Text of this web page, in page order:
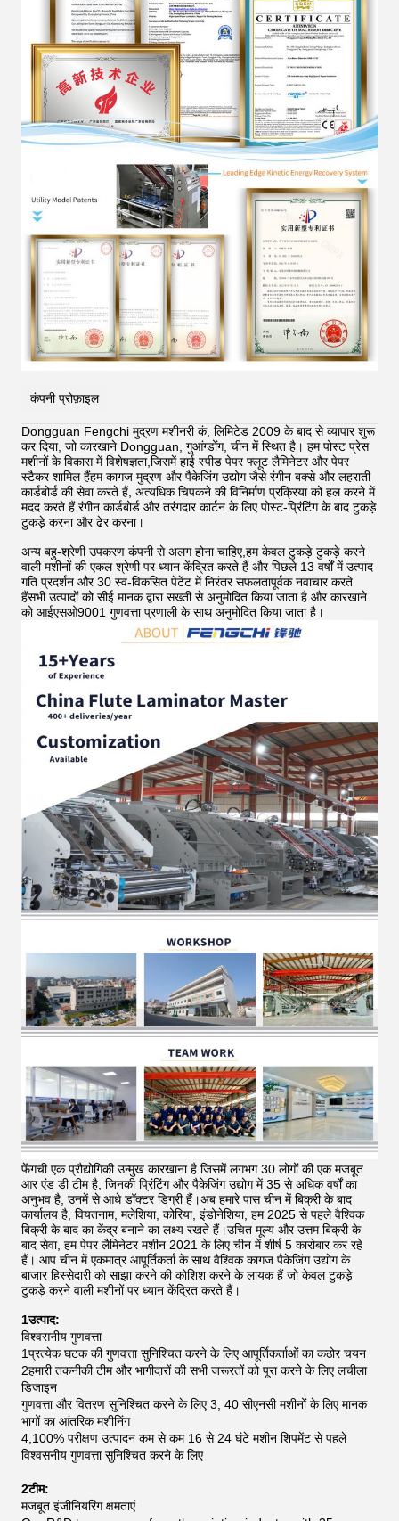
कंपनी प्रोफ़ाइल
Dongguan Fengchi मुद्रण मशीनरी कं, लिमिटेड 2009 के बाद से व्यापार शुरू
कर दिया, जो कारखाने Dongguan, गुआंग्डोंग, चीन में स्थित है। हम पोस्ट प्रेस
मशीनों के विकास में विशेषज्ञता,जिसमें हाई स्पीड पेपर फ्लूट लैमिनेटर और पेपर
स्टैकर शामिल हैंहम कागज मुद्रण और पैकेजिंग उद्योग जैसे रंगीन बक्से और लहराती
कार्डबोर्ड की सेवा करते हैं, अत्यधिक चिपकने की विनिर्माण प्रक्रिया को हल करने में
मदद करते हैं रंगीन कार्डबोर्ड और तरंगदार कार्टन के लिए पोस्ट-प्रिंटिंग के बाद टुकड़े
टुकड़े करना और ढेर करना।
अन्य बहु-श्रेणी उपकरण कंपनी से अलग होना चाहिए,हम केवल टुकड़े टुकड़े करने
वाली मशीनों की एकल श्रेणी पर ध्यान केंद्रित करते हैं और पिछले 13 वर्षों में उत्पाद
गति प्रदर्शन और 30 स्व-विकसित पेटेंट में निरंतर सफलतापूर्वक नवाचार करते
हैंसभी उत्पादों को सीई मानक द्वारा सख्ती से अनुमोदित किया जाता है और कारखाने
को आईएसओ9001 गुणवत्ता प्रणाली के साथ अनुमोदित किया जाता है।
फेंगची एक प्रौद्योगिकी उन्मुख कारखाना है जिसमें लगभग 30 लोगों की एक मजबूत
आर एंड डी टीम है, जिनकी प्रिंटिंग और पैकेजिंग उद्योग में 35 से अधिक वर्षों का
अनुभव है, उनमें से आधे डॉक्टर डिग्री हैं।अब हमारे पास चीन में बिक्री के बाद
कार्यालय है, वियतनाम, मलेशिया, कोरिया, इंडोनेशिया, हम 2025 से पहले वैश्विक
बिक्री के बाद का केंद्र बनाने का लक्ष्य रखते हैं।उचित मूल्य और उत्तम बिक्री के
बाद सेवा, हम पेपर लैमिनेटर मशीन 2021 के लिए चीन में शीर्ष 5 कारोबार कर रहे
हैं। आप चीन में एकमात्र आपूर्तिकर्ता के साथ वैश्विक कागज पैकेजिंग उद्योग के
बाजार हिस्सेदारी को साझा करने की कोशिश करने के लायक हैं जो केवल टुकड़े
टुकड़े करने वाली मशीनों पर ध्यान केंद्रित करते हैं।
1उत्पाद:
विश्वसनीय गुणवत्ता
1प्रत्येक घटक की गुणवत्ता सुनिश्चित करने के लिए आपूर्तिकर्ताओं का कठोर चयन
2हमारी तकनीकी टीम और भागीदारों की सभी जरूरतों को पूरा करने के लिए लचीला
डिजाइन
गुणवत्ता और वितरण सुनिश्चित करने के लिए 3, 40 सीएनसी मशीनों के लिए मानक
भागों का आंतरिक मशीनिंग
4,100% परीक्षण उत्पादन कम से कम 16 से 24 घंटे मशीन शिपमेंट से पहले
विश्वसनीय गुणवत्ता सुनिश्चित करने के लिए
2टीम:
मजबूत इंजीनियरिंग क्षमताएं